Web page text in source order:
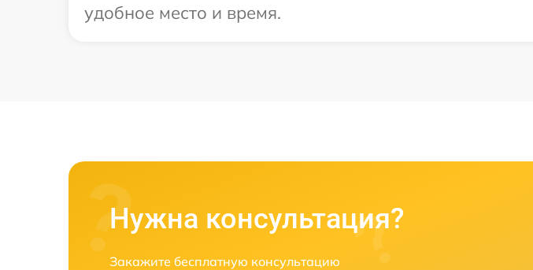
удобное место и время.
Нужна консультация?
Закажите бесплатную консультацию